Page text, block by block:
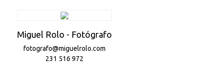
Miguel Rolo - Fotógrafo
fotografo@miguelrolo.com
231 516 972